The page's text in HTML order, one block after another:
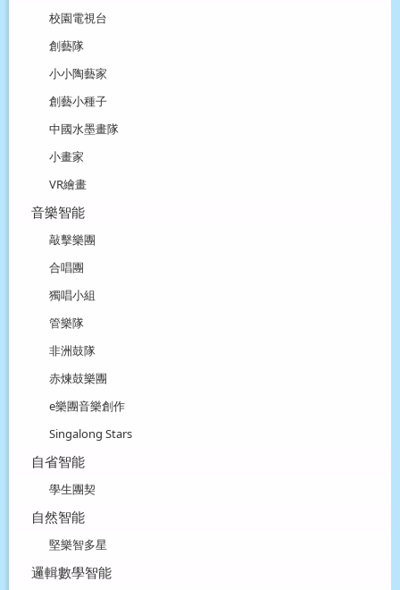
校園電視台
創藝隊
小小陶藝家
創藝小種子
中國水墨畫隊
小畫家
VR繪畫
音樂智能
敲擊樂團
合唱團
獨唱小組
管樂隊
非洲鼓隊
赤煉鼓樂團
e樂團音樂創作
Singalong Stars
自省智能
學生團契
自然智能
堅樂智多星
邏輯數學智能